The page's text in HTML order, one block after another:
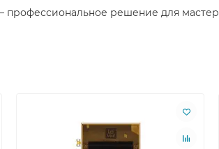
профессиональное решение для